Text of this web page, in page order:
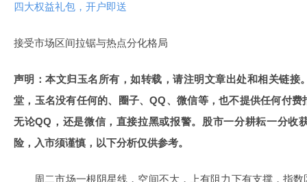
四大权益礼包，开户即送
接受市场区间拉锯与热点分化格局
声明：本文归玉名所有，如转载，请注明文章出处和相关链接
堂，玉名没有任何的、圈子、QQ、微信等，也不提供任何付
无论QQ，还是微信，直接拉黑或报警。股市一分耕耘一分收
险，入市须谨慎，以下分析仅供参考。
周二市场一根阴星线，空间不大，上有阻力下有支撑，指数